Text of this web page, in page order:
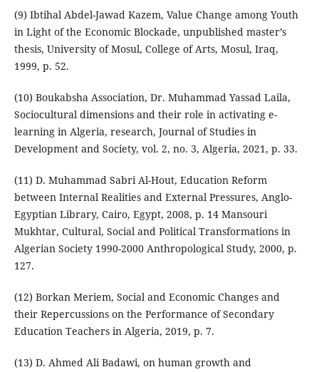
(9) Ibtihal Abdel-Jawad Kazem, Value Change among Youth
in Light of the Economic Blockade, unpublished master’s
thesis, University of Mosul, College of Arts, Mosul, Iraq,
1999, p. 52.
(10) Boukabsha Association, Dr. Muhammad Yassad Laila,
Sociocultural dimensions and their role in activating e-
learning in Algeria, research, Journal of Studies in
Development and Society, vol. 2, no. 3, Algeria, 2021, p. 33.
(11) D. Muhammad Sabri Al-Hout, Education Reform
between Internal Realities and External Pressures, Anglo-
Egyptian Library, Cairo, Egypt, 2008, p. 14 Mansouri
Mukhtar, Cultural, Social and Political Transformations in
Algerian Society 1990-2000 Anthropological Study, 2000, p.
127.
(12) Borkan Meriem, Social and Economic Changes and
their Repercussions on the Performance of Secondary
Education Teachers in Algeria, 2019, p. 7.
(13) D. Ahmed Ali Badawi, on human growth and